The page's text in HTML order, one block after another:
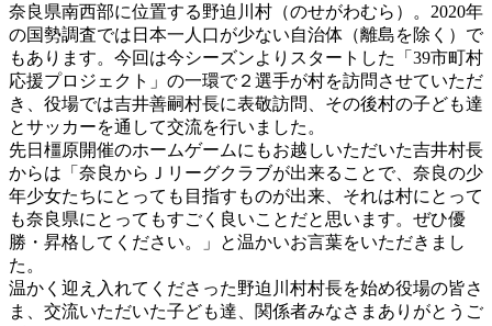
奈良県南西部に位置する野迫川村（のせがわむら）。2020年
の国勢調査では日本一人口が少ない自治体（離島を除く）で
もあります。今回は今シーズンよりスタートした「39市町村
応援プロジェクト」の一環で２選手が村を訪問させていただ
き、役場では吉井善嗣村長に表敬訪問、その後村の子ども達
とサッカーを通して交流を行いました。
先日橿原開催のホームゲームにもお越しいただいた吉井村長
からは「奈良からＪリーグクラブが出来ることで、奈良の少
年少女たちにとっても目指すものが出来、それは村にとって
も奈良県にとってもすごく良いことだと思います。ぜひ優
勝・昇格してください。」と温かいお言葉をいただきまし
た。
温かく迎え入れてくださった野迫川村村長を始め役場の皆さ
ま、交流いただいた子ども達、関係者みなさまありがとうご